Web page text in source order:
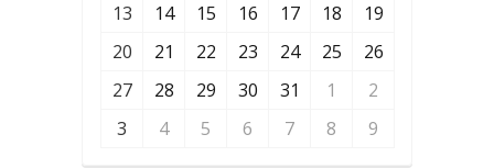
13
14 15 16 17 18
19
20
21 22 23 24 25
26
27
28 29 30 31 1
2
3
4 5 6 7 8 9